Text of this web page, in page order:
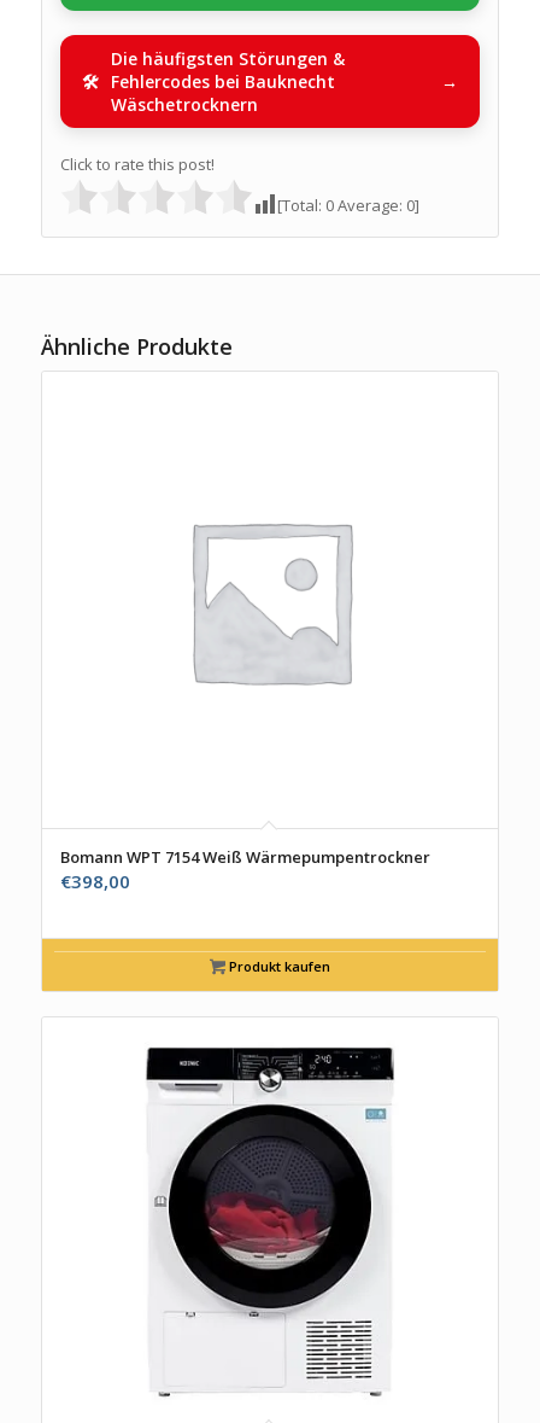
Die häufigsten Störungen &
Fehlercodes bei Bauknecht
Wäschetrocknern
Click to rate this post!
[Total: 0Average: 0]
Ähnliche Produkte
Bomann WPT 7154 Weiß Wärmepumpentrockner
€398,00
Produkt kaufen